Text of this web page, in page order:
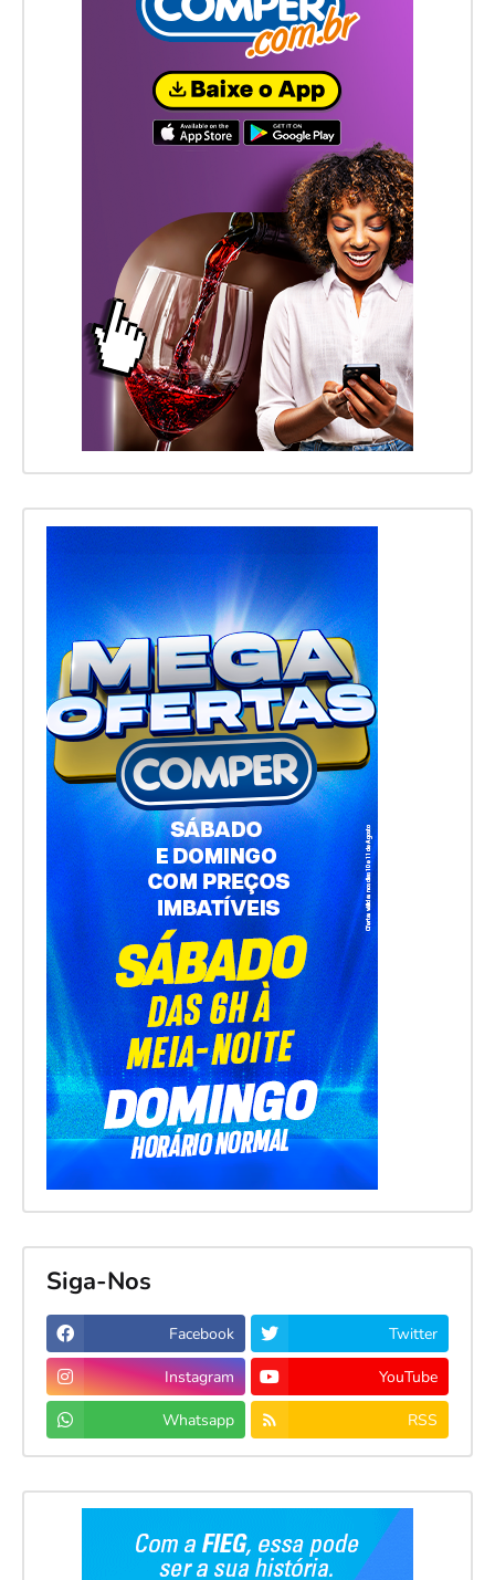
Siga-Nos
Facebook Twitter
Instagram YouTube
Whatsapp RSS